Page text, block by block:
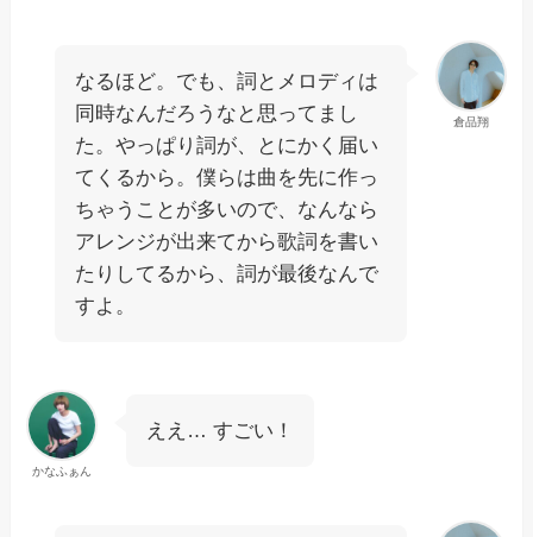
倉品翔
なるほど。でも、詞とメロディは
同時なんだろうなと思ってまし
た。やっぱり詞が、とにかく届い
てくるから。僕らは曲を先に作っ
ちゃうことが多いので、なんなら
アレンジが出来てから歌詞を書い
たりしてるから、詞が最後なんで
すよ。
かなふぁん
ええ… すごい！